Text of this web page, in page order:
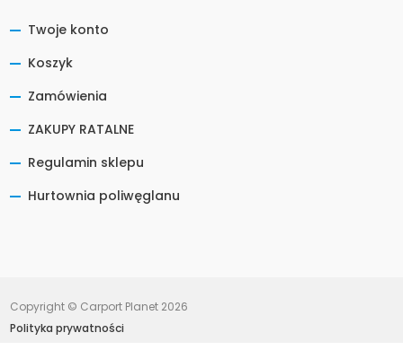
Twoje konto
Koszyk
Zamówienia
ZAKUPY RATALNE
Regulamin sklepu
Hurtownia poliwęglanu
Copyright © Carport Planet 2026
Polityka prywatności